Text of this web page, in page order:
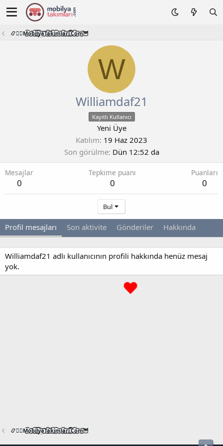
📿🧙‍♂️M͜͡o͜͡b͜͡i͜͡l͜͡y͜͡a͜͡T͜͡a͜͡k͜͡i͜͡m͜͡l͜͡a͜͡r͜͡i͜͡.͜͡C͜͡o͜͡m͜͡🦉
W
Williamdaf21
Kayıtlı Kullanıcı
Yeni Üye
Katılım 19 Haz 2023
Son görülme Dün 12:52 da
Mesajlar
0
Tepkime puanı
0
Puanları
0
Bul
Profil mesajları Son aktivite Gönderiler Hakkında
Williamdaf21 adlı kullanıcının profili hakkında henüz mesaj
yok.
📿🧙‍♂️M͜͡o͜͡b͜͡i͜͡l͜͡y͜͡a͜͡T͜͡a͜͡k͜͡i͜͡m͜͡l͜͡a͜͡r͜͡i͜͡.͜͡C͜͡o͜͡m͜͡🦉